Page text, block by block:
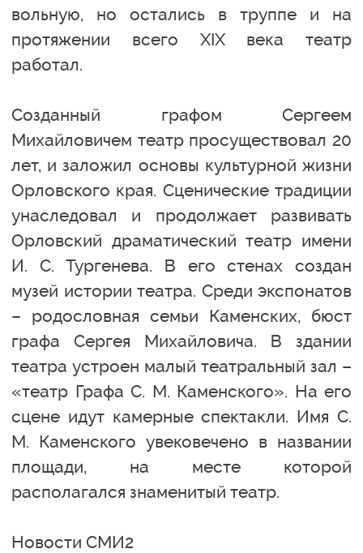
вольную, но остались в труппе и на
протяжении всего XIX века театр
работал.
Созданный графом Сергеем
Михайловичем театр просуществовал 20
лет, и заложил основы культурной жизни
Орловского края. Сценические традиции
унаследовал и продолжает развивать
Орловский драматический театр имени
И. С. Тургенева. В его стенах создан
музей истории театра. Среди экспонатов
– родословная семьи Каменских, бюст
графа Сергея Михайловича. В здании
театра устроен малый театральный зал –
«театр Графа С. М. Каменского». На его
сцене идут камерные спектакли. Имя С.
М. Каменского увековечено в названии
площади, на месте которой
располагался знаменитый театр.
Новости СМИ2